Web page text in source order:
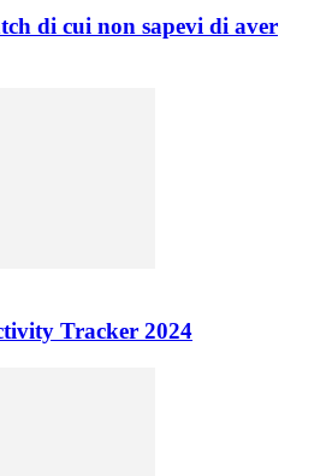
di cui non sapevi di aver
Tracker 2024